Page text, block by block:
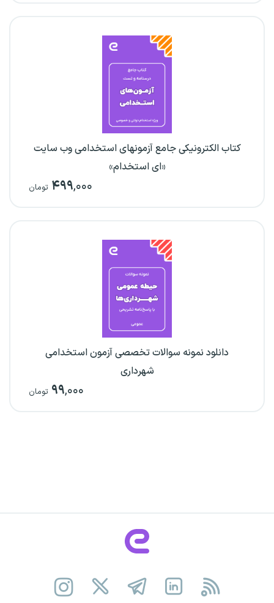
کتاب الکترونیکی جامع آزمونهای استخدامی وب سایت
«ای استخدام»
۴۹۹,۰۰۰ تومان
دانلود نمونه سوالات تخصصی آزمون استخدامی
شهرداری
۹۹,۰۰۰ تومان